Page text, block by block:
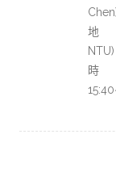
地
NTU)
時